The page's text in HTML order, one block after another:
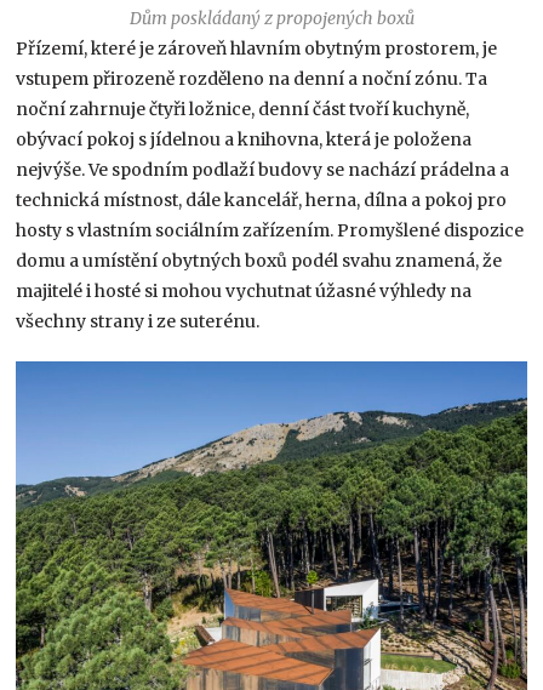
Dům poskládaný z propojených boxů
Přízemí, které je zároveň hlavním obytným prostorem, je
vstupem přirozeně rozděleno na denní a noční zónu. Ta
noční zahrnuje čtyři ložnice, denní část tvoří kuchyně,
obývací pokoj s jídelnou a knihovna, která je položena
nejvýše. Ve spodním podlaží budovy se nachází prádelna a
technická místnost, dále kancelář, herna, dílna a pokoj pro
hosty s vlastním sociálním zařízením. Promyšlené dispozice
domu a umístění obytných boxů podél svahu znamená, že
majitelé i hosté si mohou vychutnat úžasné výhledy na
všechny strany i ze suterénu.